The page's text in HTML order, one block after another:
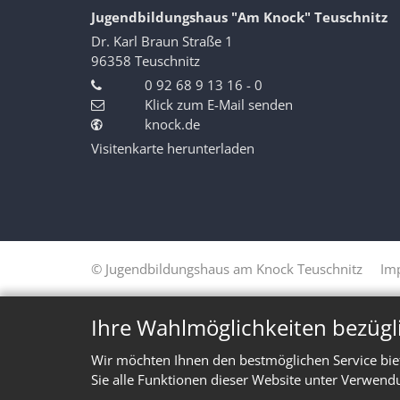
Ihre Wahlmöglichkeiten
Wir möchten Ihnen den bestmöglichen Service
Sie alle Funktionen dieser Website unter
Jugendbildungshaus "Am Knock" Teuschnitz
Dr. Karl Braun Straße 1
96358 Teuschnitz
0 92 68 9 13 16 - 0
Klick zum E-Mail senden
knock.de
Visitenkarte herunterladen
© Jugendbildungshaus am Knock Teuschnitz